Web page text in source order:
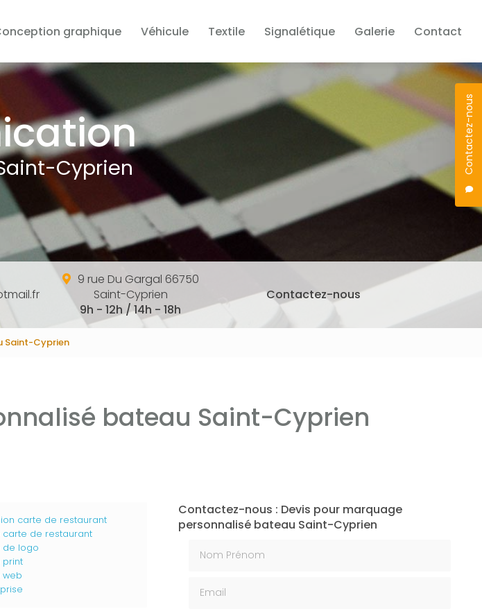
Contactez-nous
graphique Véhicule Textile Signalétique Galerie Contact
Cyprien
9 rue Du Gargal 66750
Saint-Cyprien
9h - 12h / 14h - 18h
Contactez-nous
Saint-Cyprien
bateau Saint-Cyprien
carte de restaurant
de restaurant
de logo
print
web
Contactez-nous : Devis pour marquage
personnalisé bateau Saint-Cyprien